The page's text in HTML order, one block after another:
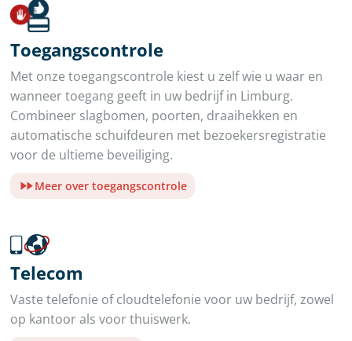
Toegangscontrole
Met onze toegangscontrole kiest u zelf wie u waar en
wanneer toegang geeft in uw bedrijf in Limburg.
Combineer slagbomen, poorten, draaihekken en
automatische schuifdeuren met bezoekersregistratie
voor de ultieme beveiliging.
Meer over toegangscontrole
Telecom
Vaste telefonie of cloudtelefonie voor uw bedrijf, zowel
op kantoor als voor thuiswerk.